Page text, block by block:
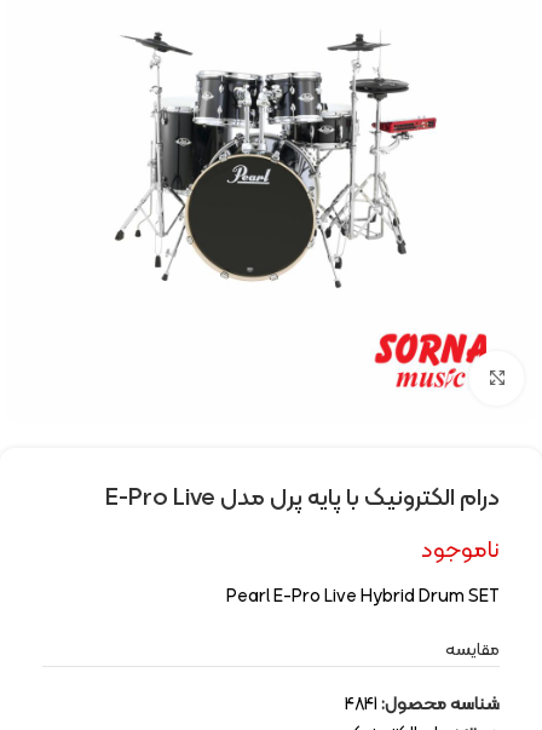
Click to enlarge
درام الکترونیک با پایه پرل مدل E-Pro Live
ناموجود
Pearl E-Pro Live Hybrid Drum SET
مقایسه
شناسه محصول:4841